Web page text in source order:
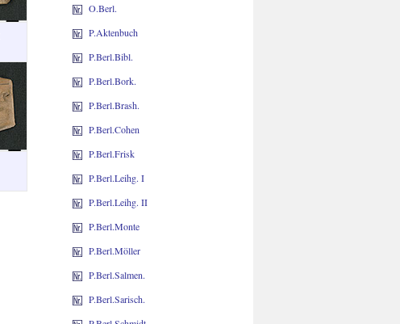
O.Berl.
P.Aktenbuch
P.Berl.Bibl.
P.Berl.Bork.
P.Berl.Brash.
P.Berl.Cohen
P.Berl.Frisk
P.Berl.Leihg. I
P.Berl.Leihg. II
P.Berl.Monte
P.Berl.Möller
P.Berl.Salmen.
P.Berl.Sarisch.